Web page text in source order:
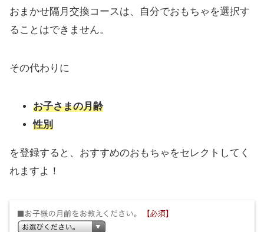
おまかせ隔月交換コースは、自分でおもちゃを選択す
ることはできません。
その代わりに
お子さまの月齢
性別
を登録すると、おすすめのおもちゃをセレクトしてく
れますよ！